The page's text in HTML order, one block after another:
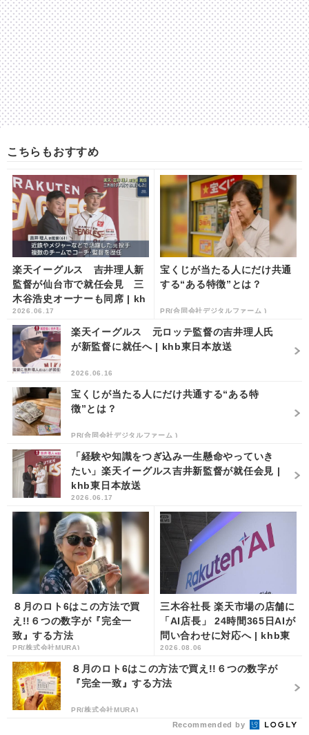
こちらもおすすめ
楽天イーグルス 吉井理人新
監督が仙台市で就任会見 三
木谷浩史オーナーも同席 | kh
b東日本放送
2026.06.17
宝くじが当たる人にだけ共通
する“ある特徴”とは？
PR(合同会社デジタルファーム )
楽天イーグルス 元ロッテ監督の吉井理人氏
が新監督に就任へ | khb東日本放送
2026.06.16
宝くじが当たる人にだけ共通する“ある特
徴”とは？
PR(合同会社デジタルファーム )
「経験や知識をつぎ込み一生懸命やっていき
たい」楽天イーグルス吉井新監督が就任会見 |
khb東日本放送
2026.06.17
８月のロト6はこの方法で買
え!!６つの数字が『完全一
致』する方法
PR(株式会社MURA)
三木谷社長 楽天市場の店舗に
「AI店長」 24時間365日AIが
問い合わせに対応へ | khb東
日本放送
2026.08.06
８月のロト6はこの方法で買え!!６つの数字が
『完全一致』する方法
PR(株式会社MURA)
Recommended by